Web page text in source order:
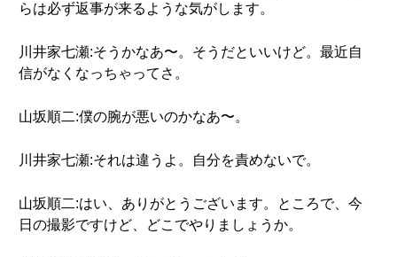
らは必ず返事が来るような気がします。
川井家七瀬:そうかなあ〜。そうだといいけど。最近自
信がなくなっちゃってさ。
山坂順二:僕の腕が悪いのかなあ〜。
川井家七瀬:それは違うよ。自分を責めないで。
山坂順二:はい、ありがとうございます。ところで、今
日の撮影ですけど、どこでやりましょうか。